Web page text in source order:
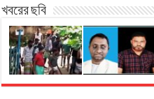
খবরের ছবি